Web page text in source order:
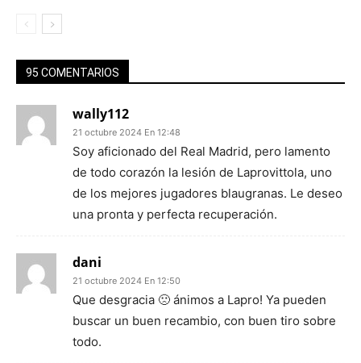
95 COMENTARIOS
wally112
21 octubre 2024 En 12:48
Soy aficionado del Real Madrid, pero lamento
de todo corazón la lesión de Laprovittola, uno
de los mejores jugadores blaugranas. Le deseo
una pronta y perfecta recuperación.
dani
21 octubre 2024 En 12:50
Que desgracia 🙁 ánimos a Lapro! Ya pueden
buscar un buen recambio, con buen tiro sobre
todo.